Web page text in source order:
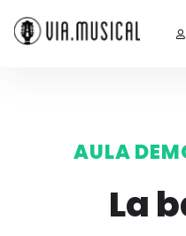
AULA
La